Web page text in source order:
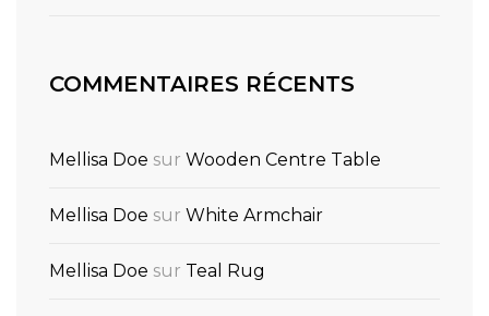
COMMENTAIRES RÉCENTS
Mellisa Doe sur Wooden Centre Table
Mellisa Doe sur White Armchair
Mellisa Doe sur Teal Rug